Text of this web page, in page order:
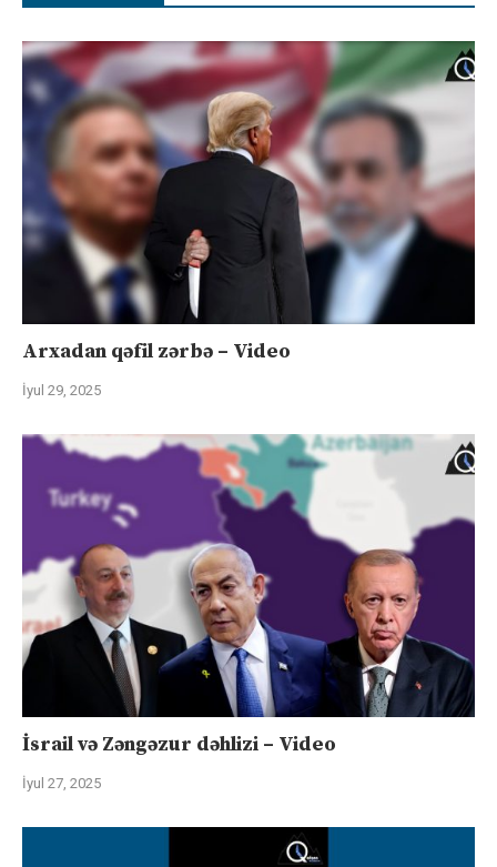
Arxadan qəfil zərbə – Video
İyul 29, 2025
İsrail və Zəngəzur dəhlizi – Video
İyul 27, 2025